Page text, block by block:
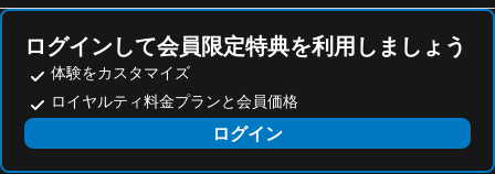
Bad Ischl
G3 Shopping Resort Gerasdorf
Salzburger Festspiele
美術史博物館
Ringstrasse
Raimund Theater
Belvedere Palace
カールス教会
Wiener Opernball
ログインして会員限定特典を利用しましょう
体験をカスタマイズ
ロイヤルティ料金プランと会員価格
ログイン